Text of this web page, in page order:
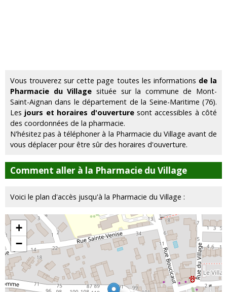
Vous trouverez sur cette page toutes les informations de la
Pharmacie du Village située sur la commune de Mont-
Saint-Aignan dans le département de la Seine-Maritime (76).
Les jours et horaires d'ouverturesont accessibles à côté
des coordonnées de la pharmacie.
N'hésitez pas à téléphoner à la Pharmacie du Village avant de
vous déplacer pour être sûr des horaires d'ouverture.
Comment aller à la Pharmacie du Village
Voici le plan d'accès jusqu'à la Pharmacie du Village :
+
−